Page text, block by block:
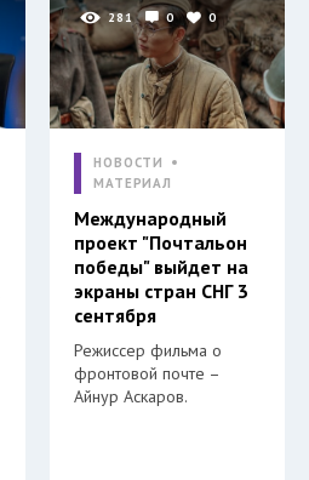
281 0 0
НОВОСТИ
МАТЕРИАЛ
Международный
проект "Почтальон
победы" выйдет на
экраны стран СНГ 3
сентября
Режиссер фильма о
фронтовой почте –
Айнур Аскаров.